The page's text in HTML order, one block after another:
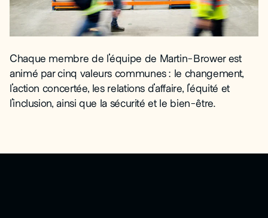
Chaque membre de l'équipe de Martin-Brower est
animé par cinq valeurs communes : le changement,
l'action concertée, les relations d'affaire, l'équité et
l'inclusion, ainsi que la sécurité et le bien-être.